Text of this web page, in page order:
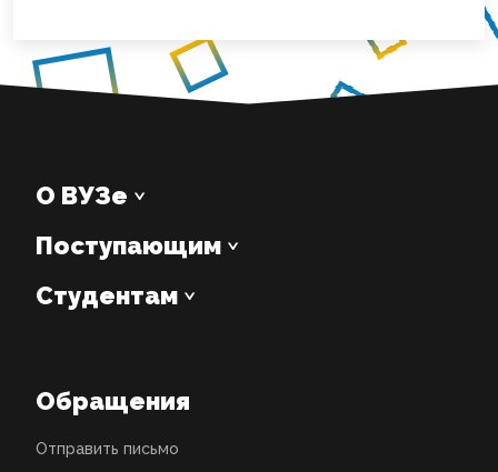
О ВУЗе
Поступающим
Студентам
Обращения
Отправить письмо